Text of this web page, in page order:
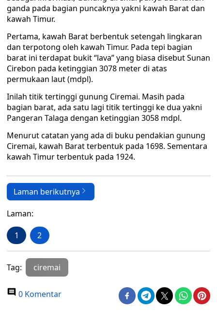
ganda pada bagian puncaknya yakni kawah Barat dan
kawah Timur.
Pertama, kawah Barat berbentuk setengah lingkaran
dan terpotong oleh kawah Timur. Pada tepi bagian
barat ini terdapat bukit “lava” yang biasa disebut Sunan
Cirebon pada ketinggian 3078 meter di atas
permukaan laut (mdpl).
Inilah titik tertinggi gunung Ciremai. Masih pada
bagian barat, ada satu lagi titik tertinggi ke dua yakni
Pangeran Talaga dengan ketinggian 3058 mdpl.
Menurut catatan yang ada di buku pendakian gunung
Ciremai, kawah Barat terbentuk pada 1698. Sementara
kawah Timur terbentuk pada 1924.
Laman berikutnya
Laman:
1 2
Tag: ciremai
0 Komentar